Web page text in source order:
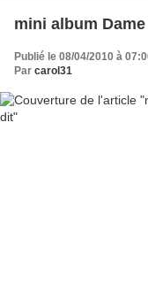
mini album
Publié le 08/04/2010 à
Par carol31